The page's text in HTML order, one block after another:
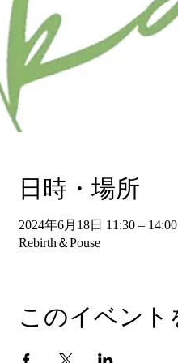
日時・場所
2024年6月18日 11:30 – 14:00
Rebirth＆Pouse
このイベント